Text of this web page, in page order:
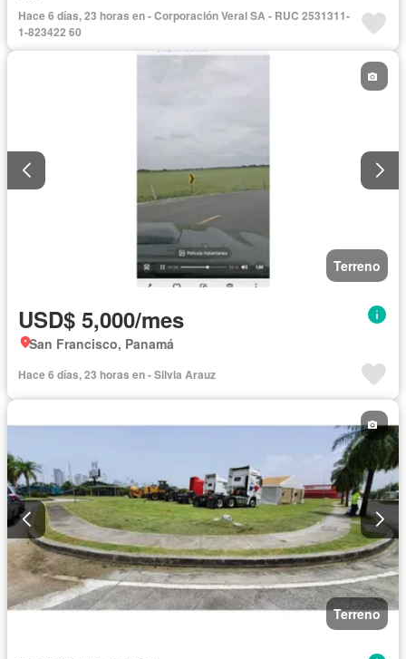
Hace 6 días, 23 horas en - Corporación Veral SA - RUC 2531311-
1-823422 60
Terreno
USD$ 5,000/mes
San Francisco, Panamá
Hace 6 días, 23 horas en - Silvia Arauz
Terreno